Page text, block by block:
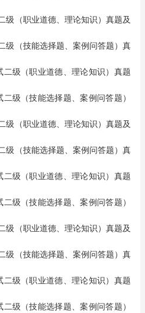
级（职业道德、理论知识）真题及
级（技能选择题、案例问答题）真
二级（职业道德、理论知识）真题
二级（技能选择题、案例问答题）
级（职业道德、理论知识）真题及
级（技能选择题、案例问答题）真
二级（职业道德、理论知识）真题
二级（技能选择题、案例问答题）
级（职业道德、理论知识）真题及
级（技能选择题、案例问答题）真
二级（职业道德、理论知识）真题
二级（技能选择题、案例问答题）